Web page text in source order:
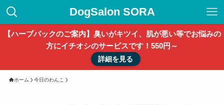
DogSalon SORA
【ハーブパックのご案内】臭いがキツイ、肌が悪い等でお悩みの
方にイチオシのサービスです！550円～
詳細を見る
ホーム 今日のわんこ